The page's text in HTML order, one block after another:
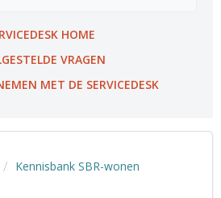
HOME
VRAGEN
MET DE SERVICEDESK
Kennisbank SBR-wonen